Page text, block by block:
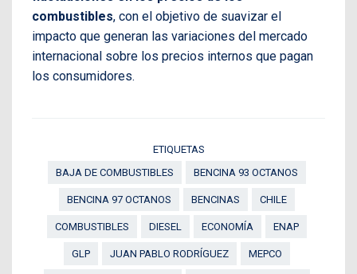
combustibles, con el objetivo de suavizar el
impacto que generan las variaciones del mercado
internacional sobre los precios internos que pagan
los consumidores.
ETIQUETAS
BAJA DE COMBUSTIBLES
BENCINA 93 OCTANOS
BENCINA 97 OCTANOS BENCINAS CHILE
COMBUSTIBLES DIESEL ECONOMÍA ENAP
GLP JUAN PABLO RODRÍGUEZ MEPCO